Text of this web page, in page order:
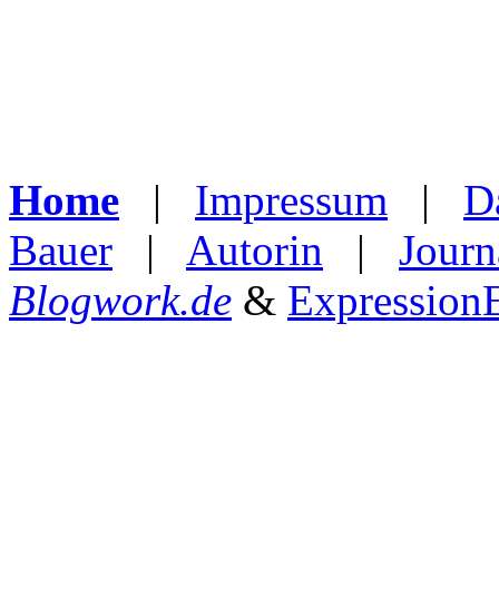
Home | Impressum |
Bauer | Autorin |
Blogwork.de &